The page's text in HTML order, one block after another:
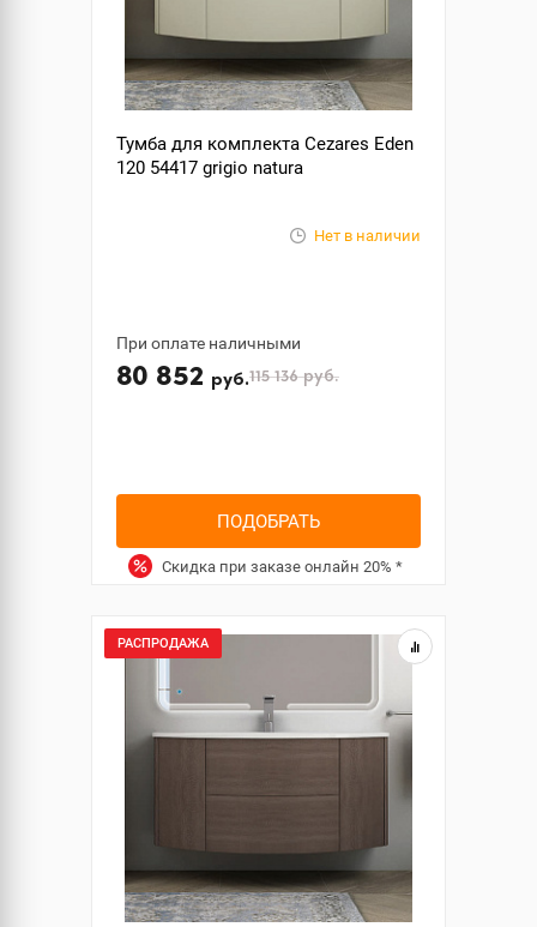
Тумба для комплекта Cezares Eden
120 54417 grigio natura
Нет в наличии
При оплате наличными
80 852 руб.115 136руб.
ПОДОБРАТЬ
Скидка при заказе онлайн 20% *
РАСПРОДАЖА